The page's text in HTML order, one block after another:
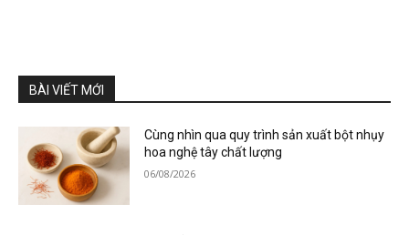
BÀI VIẾT MỚI
Cùng nhìn qua quy trình sản xuất bột nhụy
hoa nghệ tây chất lượng
06/08/2026